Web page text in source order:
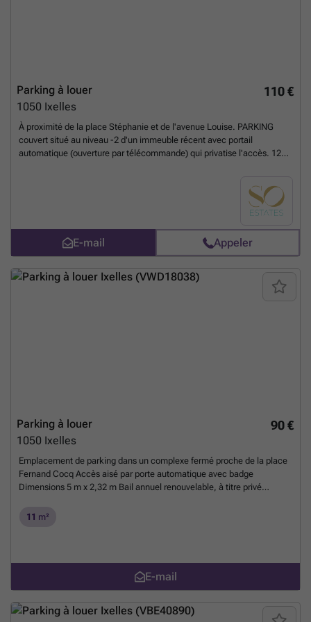
110 €
Parking à louer
1050 Ixelles
À proximité de la place Stéphanie et de l'avenue Louise. PARKING
couvert situé au niveau -2 d'un immeuble récent avec portail
automatique (ouverture par télécommande) qui privatise l'accès. 120
E-mail Appeler
90 €
Parking à louer
1050 Ixelles
Emplacement de parking dans un complexe fermé proche de la place
Fernand Cocq Accès aisé par porte automatique avec badge
Dimensions 5 m x 2,32 m Bail annuel renouvelable, à titre privé
savoir plus ?
11 m²
E-mail